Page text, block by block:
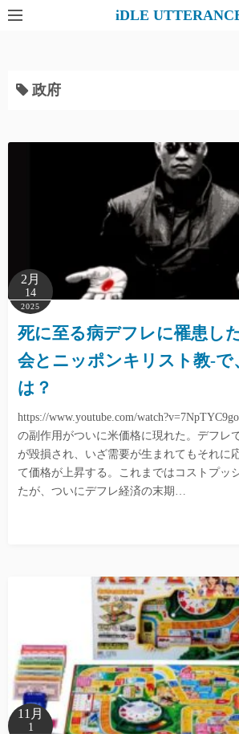
コ
iDLE
政府
2月
14
2025
死に至る病デフレに罹患し
会とニッポンキリスト教-で
は？
https://www.youtube.com/
の副作用がついに米価格に現れた。デフレ
が毀損され、いざ需要が生まれてもそれに
て価格が上昇する。これまではコストプッ
たが、ついにデフレ経済の末期…
11月
1